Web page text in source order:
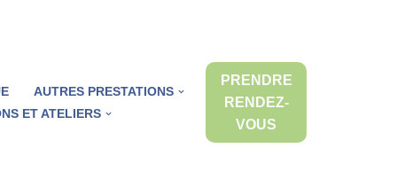
AUTRES PRESTATIONS
ET ATELIERS
PRENDRE
RENDEZ-
VOUS